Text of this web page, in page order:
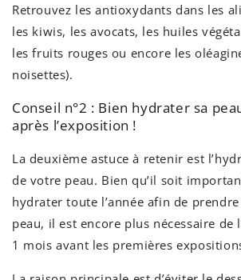
Retrouvez les antioxydants dans les
les kiwis, les avocats, les huiles
les fruits rouges ou encore les
noisettes).
Conseil n°2 : Bien hydrater sa
après l’exposition !
La deuxième astuce à retenir est
de votre peau. Bien qu’il soit
hydrater toute l’année afin de
peau, il est encore plus nécessaire de
1 mois avant les premières